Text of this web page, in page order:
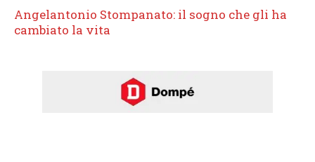
Angelantonio Stompanato: il sogno che gli ha
cambiato la vita